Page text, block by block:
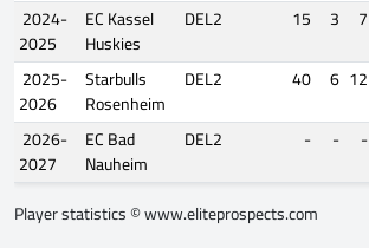
2024-
2025
EC Kassel
Huskies
DEL2 15 3 7
2025-
2026
Starbulls
Rosenheim
DEL2 40 6 12
2026-
2027
EC Bad
Nauheim
DEL2 - - -
Player statistics ©www.eliteprospects.com